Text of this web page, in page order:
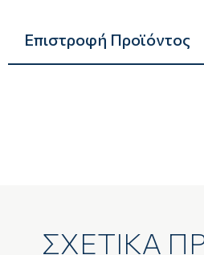
Επιστροφή Προϊόντος
ΣΧΕΤΙΚΑ